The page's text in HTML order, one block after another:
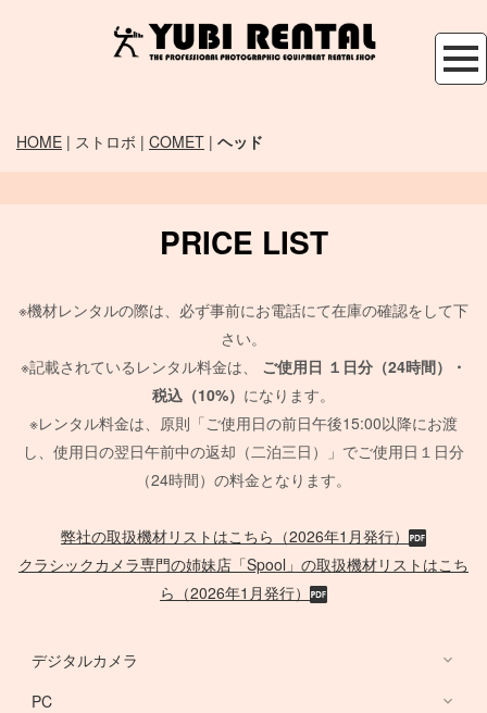
HOME | ストロボ | COMET | ヘッド
PRICE LIST
※機材レンタルの際は、必ず事前にお電話にて在庫の確認をして下
さい。
※記載されているレンタル料金は、 ご使用日 １日分（24時間）・
税込（10%） になります。
※レンタル料金は、原則「ご使用日の前日午後15:00以降にお渡
し、使用日の翌日午前中の返却（二泊三日）」でご使用日１日分
（24時間）の料金となります。
弊社の取扱機材リストはこちら（2026年1月発行）
クラシックカメラ専門の姉妹店「Spool」の取扱機材リストはこち
ら（2026年1月発行）
デジタルカメラ
PC